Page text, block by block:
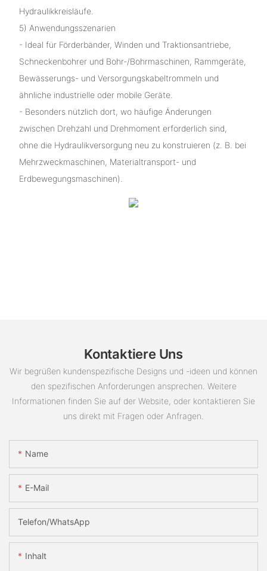
Hydraulikkreisläufe.
5) Anwendungsszenarien
- Ideal für Förderbänder, Winden und Traktionsantriebe,
Schneckenbohrer und Bohr-/Bohrmaschinen, Rammgeräte,
Bewässerungs- und Versorgungskabeltrommeln und
ähnliche industrielle oder mobile Geräte.
- Besonders nützlich dort, wo häufige Änderungen
zwischen Drehzahl und Drehmoment erforderlich sind,
ohne die Hydraulikversorgung neu zu konstruieren (z. B. bei
Mehrzweckmaschinen, Materialtransport- und
Erdbewegungsmaschinen).
Kontaktiere Uns
Wir begrüßen kundenspezifische Designs und -ideen und können
den spezifischen Anforderungen ansprechen. Weitere
Informationen finden Sie auf der Website, oder kontaktieren Sie
uns direkt mit Fragen oder Anfragen.
Name
E-Mail
Telefon/WhatsApp
Inhalt